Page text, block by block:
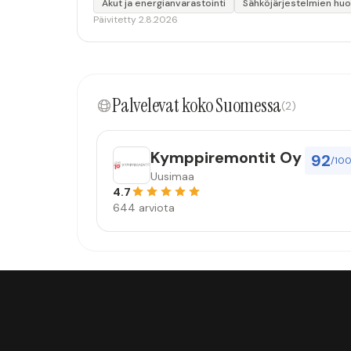
Akut ja energianvarastointi Sähköjärjestelmien
Päivitetty 2.8.2026
Palvelevat koko Suomessa(2)
92/100
Kymppiremontit Oy
Uusimaa
4.7
644 arviota